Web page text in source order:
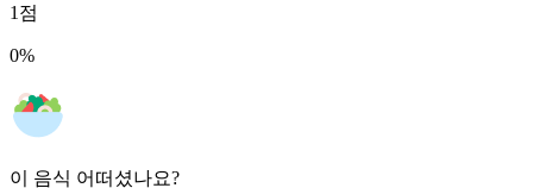
1 점
0%
이 음식 어떠셨나요?